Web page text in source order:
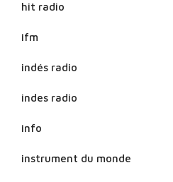
hit radio
ifm
indés radio
indes radio
info
instrument du monde